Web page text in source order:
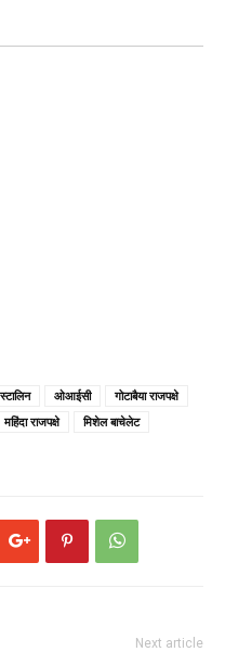
ओआईसी
गोटाबैया राजपक्षे
महिंदा राजपक्षे
मिशेल बाचेलेट
Next article